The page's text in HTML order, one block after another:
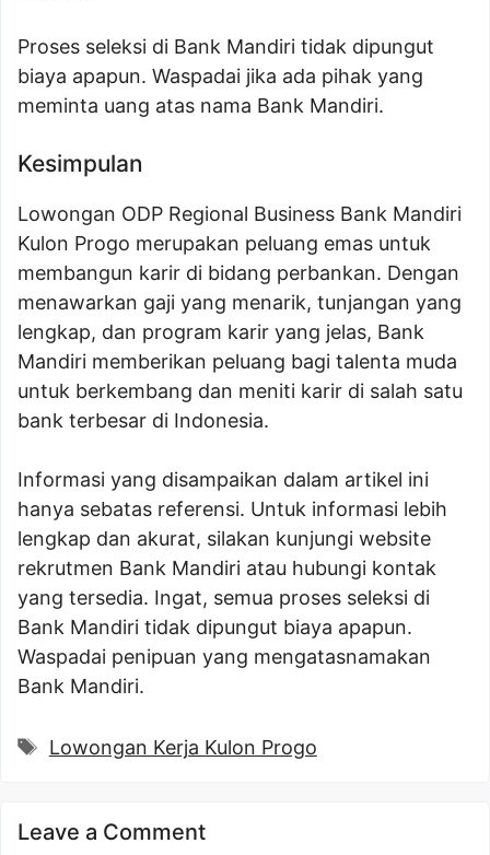
Proses seleksi di Bank Mandiri tidak dipungut
biaya apapun. Waspadai jika ada pihak yang
meminta uang atas nama Bank Mandiri.
Kesimpulan
Lowongan ODP Regional Business Bank Mandiri
Kulon Progo merupakan peluang emas untuk
membangun karir di bidang perbankan. Dengan
menawarkan gaji yang menarik, tunjangan yang
lengkap, dan program karir yang jelas, Bank
Mandiri memberikan peluang bagi talenta muda
untuk berkembang dan meniti karir di salah satu
bank terbesar di Indonesia.
Informasi yang disampaikan dalam artikel ini
hanya sebatas referensi. Untuk informasi lebih
lengkap dan akurat, silakan kunjungi website
rekrutmen Bank Mandiri atau hubungi kontak
yang tersedia. Ingat, semua proses seleksi di
Bank Mandiri tidak dipungut biaya apapun.
Waspadai penipuan yang mengatasnamakan
Bank Mandiri.
Tags
Lowongan Kerja Kulon Progo
Leave a Comment